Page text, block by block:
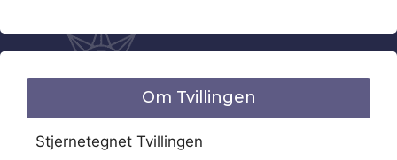
Om Tvillingen
Stjernetegnet Tvillingen